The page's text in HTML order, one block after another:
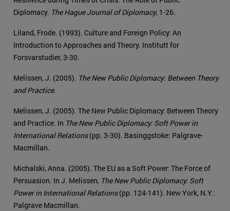
Diplomacy. The Hague Journal of Diplomacy, 1-26.
Liland, Frode. (1993). Culture and Foreign Policy: An
Introduction to Approaches and Theory. Institutt for
Forsvarstudier, 3-30.
Melissen, J. (2005). The New Public Diplomacy: Between Theory
and Practice.
Melissen, J. (2005). The New Public Diplomacy: Between Theory
and Practice. In The New Public Diplomacy: Soft Power in
International Relations(pp. 3-30). Basinggstoke: Palgrave-
Macmillan.
Michalski, Anna. (2005). The EU as a Soft Power: The Force of
Persuasion. In J. Melissen, The New Public Diplomacy: Soft
Power in International Relations(pp. 124-141). New York, N.Y.:
Palgrave Macmillan.